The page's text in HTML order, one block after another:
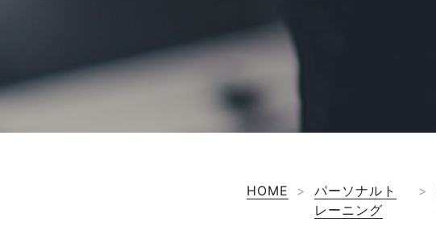
HOME >
パーソナルト
レーニング
>